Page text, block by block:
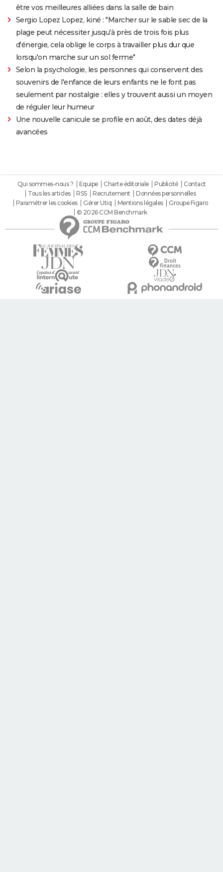
être vos meilleures alliées dans la salle de bain
Sergio Lopez Lopez, kiné : "Marcher sur le sable sec de la
plage peut nécessiter jusqu'à près de trois fois plus
d'énergie, cela oblige le corps à travailler plus dur que
lorsqu'on marche sur un sol ferme"
Selon la psychologie, les personnes qui conservent des
souvenirs de l'enfance de leurs enfants ne le font pas
seulement par nostalgie : elles y trouvent aussi un moyen
de réguler leur humeur
Une nouvelle canicule se profile en août, des dates déjà
avancées
Qui sommes-nous ? Equipe Charte éditoriale Publicité
Contact
Tous les articles
RSS Recrutement
Données personnelles
Paramétrer les cookies
Gérer Utiq Mentions légales
Groupe Figaro
© 2026 CCM Benchmark